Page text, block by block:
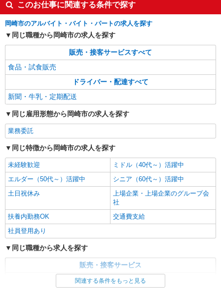
このお仕事に関連する条件で探す
岡崎市のアルバイト・バイト・パートの求人を探す
同じ職種から岡崎市の求人を探す
販売・接客サービスすべて
食品・試食販売
ドライバー・配達すべて
新聞・牛乳・定期配送
同じ雇用形態から岡崎市の求人を探す
業務委託
同じ特徴から岡崎市の求人を探す
未経験歓迎
ミドル（40代～）活躍中
エルダー（50代～）活躍中
シニア（60代～）活躍中
土日祝休み
上場企業・上場企業のグループ会
社
扶養内勤務OK
交通費支給
社員登用あり
同じ職種から求人を探す
販売・接客サービス
関連する条件をもっと見る